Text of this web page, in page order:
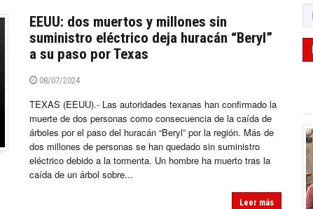
EEUU: dos muertos y millones sin
suministro eléctrico deja huracán “Beryl”
a su paso por Texas
08/07/2024
TEXAS (EEUU).- Las autoridades texanas han confirmado la
muerte de dos personas como consecuencia de la caída de
árboles por el paso del huracán “Beryl” por la región. Más de
dos millones de personas se han quedado sin suministro
eléctrico debido a la tormenta. Un hombre ha muerto tras la
caída de un árbol sobre...
Leer más